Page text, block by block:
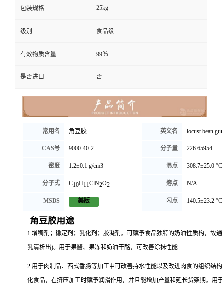
包装规格 25kg
级别 食品级
有效物质含量 99％
是否进口 否
常用名 角豆胶 英文名 locust bean
CAS号 9000-40-2 分子量 226.65954
密度 1.2±0.1 g/cm3 沸点 308.7±25.0
分子式 C10H11ClN2O2 熔点 N/A
MSDS 美版 闪点 140.5±23.2 °C
角豆胶用途
1.增稠剂；稳定剂；乳化剂；胶凝剂。可赋予食品独特的奶油性质构，故
乳清析出)。用于果酱、果冻和奶油干酪，可改善涂抹性能
2.用于肉制品、西式香肠等加工中可改善持水性能以及改进肉食的组织结
化食品，在挤压加工时赋予润滑作用，并且能增加产量和延长货架期。用